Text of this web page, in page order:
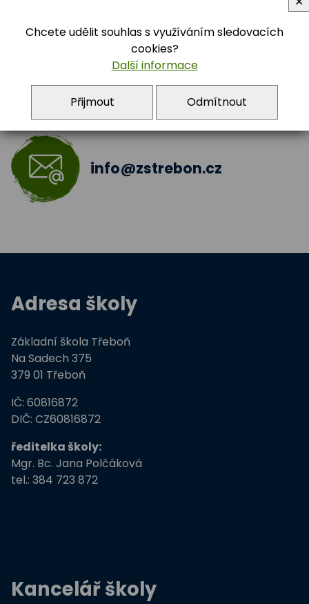
Archiv 2022 - 2023
Archiv 2023 - 2024
Archiv 2024 - 2025
5.A
info@zstrebon.cz
Adresa školy
Základní škola Třeboň
Na Sadech 375
379 01 Třeboň
IČ: 60816872
DIČ: CZ60816872
ředitelka školy:
Mgr. Bc. Jana Polčáková
tel.: 384 723 872
Kancelář školy
Chcete udělit souhlas s využíváním sledovacích
cookies?
Další informace
Přijmout Odmítnout